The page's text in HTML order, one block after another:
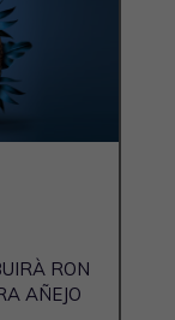
RON
AÑEJO